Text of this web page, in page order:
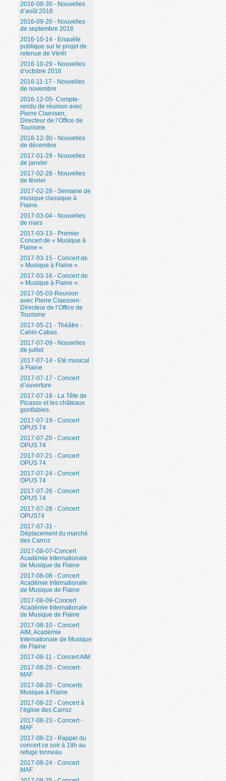
2016-08-30 - Nouvelles
d’août 2016
2016-09-20 - Nouvelles
de septembre 2016
2016-10-14 - Enquête
publique sur le projet de
retenue de Vérêt
2016-10-29 - Nouvelles
d’octobre 2016
2016-11-17 - Nouvelles
de novembre
2016-12-05- Compte-
rendu de réunion avec
Pierre Claessen,
Directeur de l’Office de
Tourisme.
2016-12-30 - Nouvelles
de décembre
2017-01-29 - Nouvelles
de janvier
2017-02-28 - Nouvelles
de février
2017-02-28 - Semaine de
musique classique à
Flaine.
2017-03-04 - Nouvelles
de mars
2017-03-13 - Premier
Concert de « Musique à
Flaine ».
2017-03-15 - Concert de
« Musique à Flaine ».
2017-03-16 - Concert de
« Musique à Flaine ».
2017-05-03-Reunion
avec Pierre Claessen-
Directeur de l’Office de
Tourisme
2017-05-21 - Théâtre -
Cahin-Cabas
2017-07-09 - Nouvelles
de juillet
2017-07-14 - Eté musical
à Flaine
2017-07-17 - Concert
d’ouverture
2017-07-18 - La Tête de
Picasso et les châteaux
gonflables.
2017-07-19 - Concert
OPUS 74
2017-07-20 - Concert
OPUS 74
2017-07-21 - Concert
OPUS 74
2017-07-24 - Concert
OPUS 74
2017-07-26 - Concert
OPUS 74
2017-07-28 - Concert
OPUS74
2017-07-31 -
Déplacement du marché
des Carroz
2017-08-07-Concert
Académie Internationale
de Musique de Flaine
2017-08-08 - Concert
Académie Internationale
de Musique de Flaine
2017-08-09-Concert
Académie Internationale
de Musique de Flaine
2017-08-10 - Concert
AIM, Académie
Internationale de Musique
de Flaine
2017-08-11 - Concert AIM
2017-08-20 - Concert-
MAF
2017-08-20 - Concerts
Musique à Flaine
2017-08-22 - Concert à
l’église des Carroz
2017-08-23 - Concert -
MAF
2017-08-23 - Rappel du
concert ce soir à 18h au
refuge tonneau
2017-08-24 - Concert
MAF